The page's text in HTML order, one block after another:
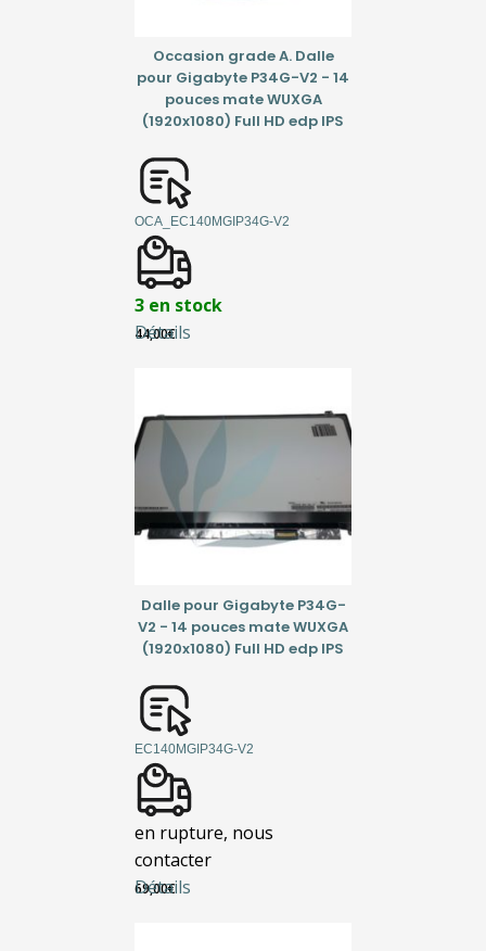
Détails
Occasion grade A. Dalle
pour Gigabyte P34G-V2 - 14
pouces mate WUXGA
(1920x1080) Full HD edp IPS
OCA_EC140MGIP34G-V2
3 en stock
44,00€
Détails
Dalle pour Gigabyte P34G-
V2 - 14 pouces mate WUXGA
(1920x1080) Full HD edp IPS
EC140MGIP34G-V2
en rupture, nous
contacter
69,00€